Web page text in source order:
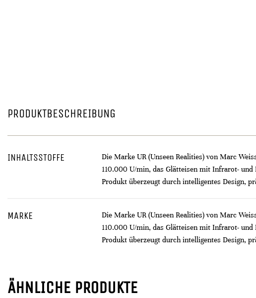
PRODUKTBESCHREIBUNG
INHALTSSTOFFE
Die Marke UR (Unseen Realities) von Marc
110.000 U/min, das Glätteisen mit Infrarot-
Produkt überzeugt durch intelligentes Design,
MARKE
Die Marke UR (Unseen Realities) von Marc
110.000 U/min, das Glätteisen mit Infrarot-
Produkt überzeugt durch intelligentes Design,
ÄHNLICHE PRODUKTE